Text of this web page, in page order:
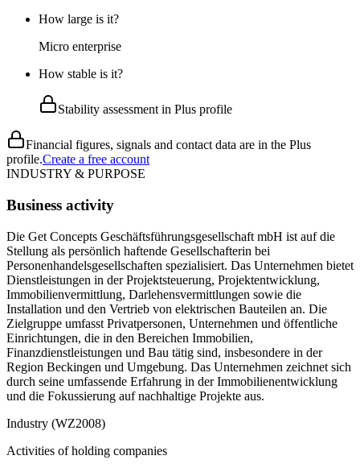
How large is it?
Micro enterprise
How stable is it?
Stability assessment in Plus profile
Financial figures, signals and contact data are in the Plus
profile.Create a free account
INDUSTRY & PURPOSE
Business activity
Die Get Concepts Geschäftsführungsgesellschaft mbH ist auf die
Stellung als persönlich haftende Gesellschafterin bei
Personenhandelsgesellschaften spezialisiert. Das Unternehmen bietet
Dienstleistungen in der Projektsteuerung, Projektentwicklung,
Immobilienvermittlung, Darlehensvermittlungen sowie die
Installation und den Vertrieb von elektrischen Bauteilen an. Die
Zielgruppe umfasst Privatpersonen, Unternehmen und öffentliche
Einrichtungen, die in den Bereichen Immobilien,
Finanzdienstleistungen und Bau tätig sind, insbesondere in der
Region Beckingen und Umgebung. Das Unternehmen zeichnet sich
durch seine umfassende Erfahrung in der Immobilienentwicklung
und die Fokussierung auf nachhaltige Projekte aus.
Industry (WZ2008)
Activities of holding companies